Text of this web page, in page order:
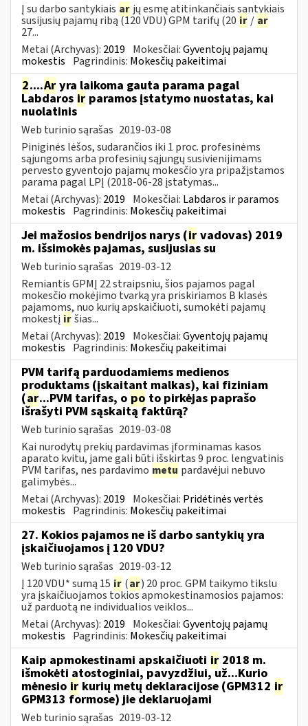
Į su darbo santykiais ar jų esmę atitinkančiais santykiais
susijusių pajamų ribą (120 VDU) GPM tarifų (20 ir / ar
27...
Metai (Archyvas): 2019 Mokesčiai:Gyventojų pajamų
mokestis Pagrindinis: Mokesčių pakeitimai
2....Ar yra laikoma gauta parama pagal
Labdaros ir paramos įstatymo nuostatas, kai
nuolatinis
Web turinio sąrašas 2019-03-08
Piniginės lėšos, sudarančios iki 1 proc. profesinėms
sąjungoms arba profesinių sąjungų susivienijimams
pervesto gyventojo pajamų mokesčio yra pripažįstamos
parama pagal LPĮ (2018-06-28 įstatymas...
Metai (Archyvas): 2019 Mokesčiai: Labdaros ir paramos
mokestis Pagrindinis: Mokesčių pakeitimai
Jei mažosios bendrijos narys (ir vadovas) 2019
m. išsimokės pajamas, susijusias su
Web turinio sąrašas 2019-03-12
Remiantis GPMĮ 22 straipsniu, šios pajamos pagal
mokesčio mokėjimo tvarką yra priskiriamos B klasės
pajamoms, nuo kurių apskaičiuoti, sumokėti pajamų
mokestį iršias...
Metai (Archyvas): 2019 Mokesčiai:Gyventojų pajamų
mokestis Pagrindinis: Mokesčių pakeitimai
PVM tarifą parduodamiems medienos
produktams (įskaitant malkas), kai fiziniam
(ar...PVM tarifas, o po to pirkėjas paprašo
išrašyti PVM sąskaitą faktūrą?
Web turinio sąrašas 2019-03-08
Kai nurodytų prekių pardavimas įforminamas kasos
aparato kvitu, jame gali būti išskirtas 9 proc. lengvatinis
PVM tarifas, nes pardavimo metu pardavėjui nebuvo
galimybės...
Metai (Archyvas): 2019 Mokesčiai: Pridėtinės vertės
mokestis Pagrindinis: Mokesčių pakeitimai
27. Kokios pajamos ne iš darbo santykių yra
įskaičiuojamos į 120 VDU?
Web turinio sąrašas 2019-03-12
Į 120 VDU* sumą 15 ir (ar) 20 proc. GPM taikymo tikslu
yra įskaičiuojamos tokios apmokestinamosios pajamos:
už parduotą ne individualios veiklos...
Metai (Archyvas): 2019 Mokesčiai:Gyventojų pajamų
mokestis Pagrindinis: Mokesčių pakeitimai
Kaip apmokestinami apskaičiuoti ir 2018 m.
išmokėti atostoginiai, pavyzdžiui, už...Kurio
mėnesio ir kurių metų deklaracijose (GPM312 ir
GPM313 formose) jie deklaruojami
Web turinio sąrašas 2019-03-12